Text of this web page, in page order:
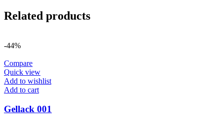
Related products
-44%
Compare
Quick view
Add to wishlist
Add to cart
Gellack 001